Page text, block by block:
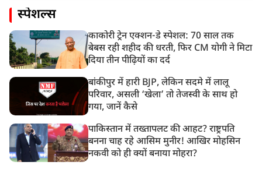
स्पेशल्स
काकोरी ट्रेन एक्शन-डे स्पेशल: 70 साल तक
बेबस रही शहीद की धरती, फिर CM योगी ने मिटा
दिया तीन पीढ़ियों का दर्द
बांकीपुर में हारी BJP, लेकिन सदमे में लालू
परिवार, असली ‘खेला’ तो तेजस्वी के साथ हो
गया, जानें कैसे
पाकिस्तान में तख्तापलट की आहट? राष्ट्रपति
बनना चाह रहे आसिम मुनीर! आखिर मोहसिन
नकवी को ही क्यों बनाया मोहरा?